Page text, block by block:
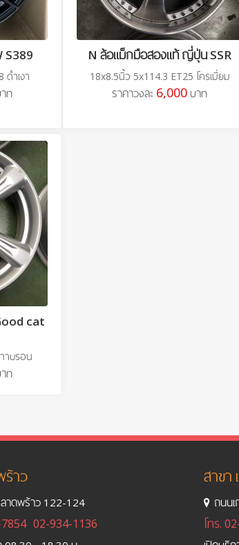
S389
ดำเงา
ท
N ล้อแม็กมือสองแท้ ญี่ปุ่น SSR
18x8.5นิ้ว 5x114.3 ET25 โครเมี่ยม
ราคาวงละ 6,000 บาท
cat
าบรอน
ท
ร้าว
ลาดพร้าว 122-124
02-934-1136
สาขา
ถนน
โทร.